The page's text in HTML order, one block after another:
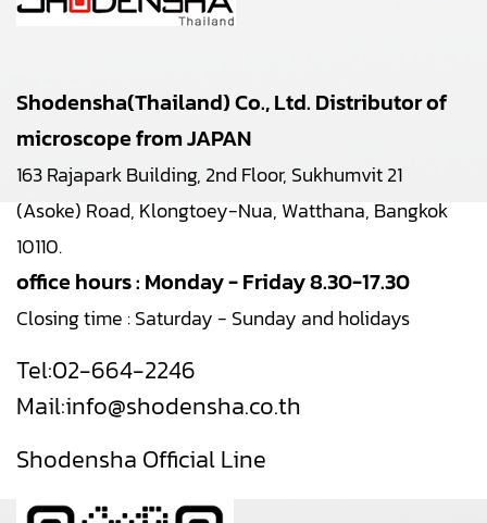
Shodensha(Thailand) Co., Ltd. Distributor of
microscope from JAPAN
163 Rajapark Building, 2nd Floor, Sukhumvit 21
(Asoke) Road, Klongtoey-Nua, Watthana, Bangkok
10110.
office hours : Monday - Friday 8.30-17.30
Closing time : Saturday - Sunday and holidays
Tel:02-664-2246
Mail:info@shodensha.co.th
Shodensha Official Line